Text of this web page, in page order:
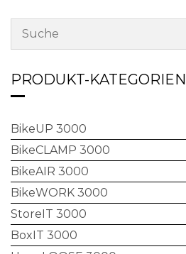
PRODUKT-KATEGORIEN
BikeUP 3000
BikeCLAMP 3000
BikeAIR 3000
BikeWORK 3000
StoreIT 3000
BoxIT 3000